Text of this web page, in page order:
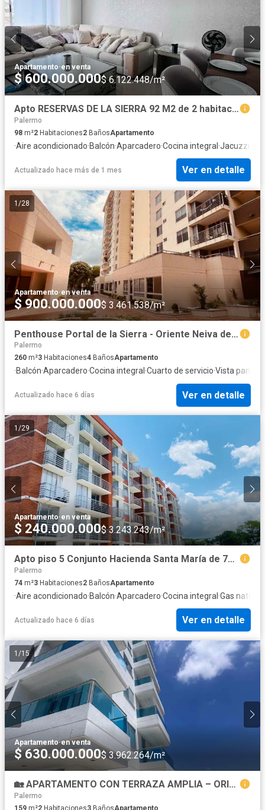
Apartamento·en venta
$ 600.000.000$ 6.122.448/m²
Apto RESERVAS DE LA SIERRA 92 M2 de 2 habitaciones
Palermo
98 m²2 Habitaciones2 BañosApartamento
·Aire acondicionado·Balcón·Aparcadero·Cocina integral ·Jacuzzi
Actualizado hace más de 1 mes Ver en detalle
1 /28
Apartamento·en venta
$ 900.000.000$ 3.461.538/m²
Penthouse Portal de la Sierra - Oriente Neiva de 260 M2
Palermo
260 m²3 Habitaciones4 BañosApartamento
·Balcón·Aparcadero·Cocina integral ·Cuarto de servicio·Vista
Actualizado hace 6 días Ver en detalle
1 /29
Apartamento·en venta
$ 240.000.000$ 3.243.243/m²
Apto piso 5 Conjunto Hacienda Santa María de 74M2 - Zona Norte de Neiva
Palermo
74 m²3 Habitaciones2 BañosApartamento
·Aire acondicionado·Balcón·Aparcadero·Cocina integral ·Gas natural
Actualizado hace 6 días Ver en detalle
1 /15
Apartamento·en venta
$ 630.000.000$ 3.962.264/m²
🏡 APARTAMENTO CON TERRAZA AMPLIA – ORIENTE DE NEIVA | ANTAWARA
Palermo
159 m²2 Habitaciones3 BañosApartamento